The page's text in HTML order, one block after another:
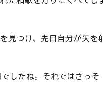
見つけ、先日自分が矢を
したね。それではさっそ